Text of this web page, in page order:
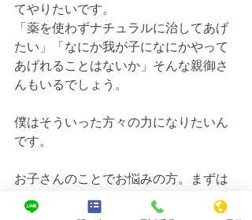
てやりたいです。
「薬を使わずナチュラルに治してあげ
たい」「なにか我が子になにかやって
あげれることはないか」そんな親御さ
んもいるでしょう。
僕はそういった方々の力になりたいん
です。
お子さんのことでお悩みの方。まずは
相談だけでも良いので当院へご連絡下
さい😊